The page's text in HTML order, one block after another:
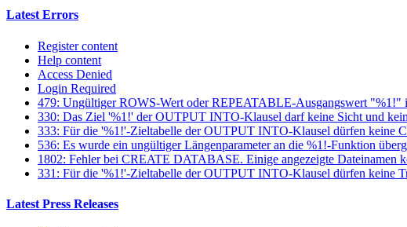
Latest Errors
Register content
Help content
Access Denied
Login Required
479: Ungültiger ROWS-Wert oder REPEATABLE-Ausgangswert
330: Das Ziel '%1!' der OUTPUT INTO-Klausel darf keine Sicht und
333: Für die '%1!'-Zieltabelle der OUTPUT INTO-Klausel dürfen keine
536: Es wurde ein ungültiger Längenparameter an die %1!-Funktion
1802: Fehler bei CREATE DATABASE. Einige angezeigte Dateinamen
331: Für die '%1!'-Zieltabelle der OUTPUT INTO-Klausel dürfen keine
Latest Press Releases